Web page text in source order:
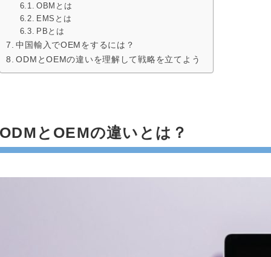
OBMとは
EMSとは
PBとは
中国輸入でOEMをするには？
ODMとOEMの違いを理解して戦略を立てよう
ODMとOEMの違いとは？